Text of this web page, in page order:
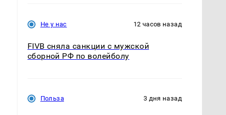
Не у нас 12 часов назад
FIVB сняла санкции с мужской
сборной РФ по волейболу
Польза 3 дня назад